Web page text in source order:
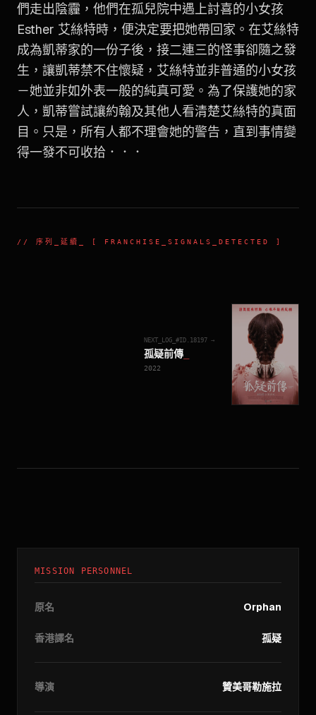
們走出陰霾，他們在孤兒院中遇上討喜的小女孩
Esther 艾絲特時，便決定要把她帶回家。在艾絲特
成為凱蒂家的一份子後，接二連三的怪事卻隨之發
生，讓凱蒂禁不住懷疑，艾絲特並非普通的小女孩
－她並非如外表一般的純真可愛。為了保護她的家
人，凱蒂嘗試讓約翰及其他人看清楚艾絲特的真面
目。只是，所有人都不理會她的警告，直到事情變
得一發不可收拾．．．
// 序列_延續 _ [ FRANCHISE_SIGNALS_DETECTED ]
NEXT_LOG_#ID. 18197 →
孤疑前傳
2022
MISSION PERSONNEL
原名 Orphan
香港譯名 孤疑
導演 贊美哥勒施拉